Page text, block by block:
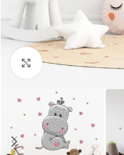
Kliknite za uvećanje